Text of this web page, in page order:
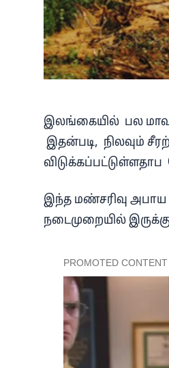
இலங்கையில் பல
இதன்படி, நிலவும்
விடுக்கப்பட்டுள்ளதாப
இந்த மண்சரிவு அபாய
நடைமுறையில்